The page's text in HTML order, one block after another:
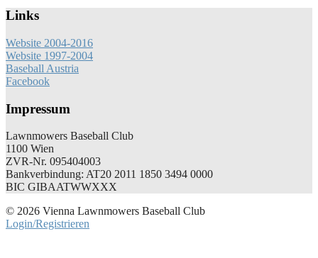
Links
Website 2004-2016
Website 1997-2004
Baseball Austria
Facebook
Impressum
Lawnmowers Baseball Club
1100 Wien
ZVR-Nr. 095404003
Bankverbindung: AT20 2011 1850 3494 0000
BIC GIBAATWWXXX
© 2026 Vienna Lawnmowers Baseball Club
Login/Registrieren